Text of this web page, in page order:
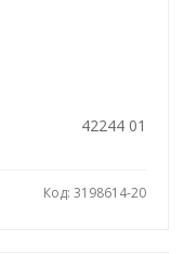
42244 01
Код: 3198614-20